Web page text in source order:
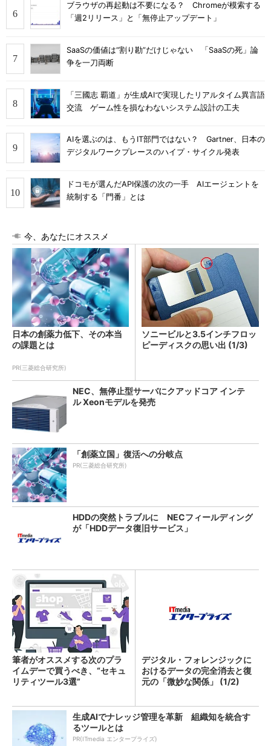
ブラウザの再起動は不要になる？ Chromeが模索する
「週2リリース」と「無停止アップデート」
SaaSの価値は“割り勘”だけじゃない 「SaaSの死」論
争を一刀両断
「三國志 覇道」が生成AIで実現したリアルタイム異言語
交流 ゲーム性を損なわないシステム設計の工夫
AIを選ぶのは、もうIT部門ではない？ Gartner、日本の
デジタルワークプレースのハイプ・サイクル発表
ドコモが選んだAPI保護の次の一手 AIエージェントを
統制する「門番」とは
今、あなたにオススメ
日本の創薬力低下、その本当
の課題とは
PR(三菱総合研究所)
ソニービルと3.5インチフロッ
ピーディスクの思い出 (1/3)
NEC、無停止型サーバにクアッドコア インテ
ル Xeonモデルを発売
「創薬立国」復活への分岐点
PR(三菱総合研究所)
HDDの突然トラブルに NECフィールディング
が「HDDデータ復旧サービス」
筆者がオススメする次のプラ
イムデーで買うべき、“セキュ
リティツール3選”
デジタル・フォレンジックに
おけるデータの完全消去と復
元の「微妙な関係」 (1/2)
生成AIでナレッジ管理を革新 組織知を統合す
るツールとは
PR(ITmedia エンタープライズ)